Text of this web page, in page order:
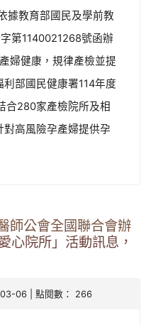
據教育部國民及學前教
第1140021268號函辦
婦健康，規律產檢並提
部國民健康署114年度
合280家產檢院所及相
高風險孕產婦提供孕
師公會全國聯合會辦
心院所」活動訊息，
06 | 點閱數： 266